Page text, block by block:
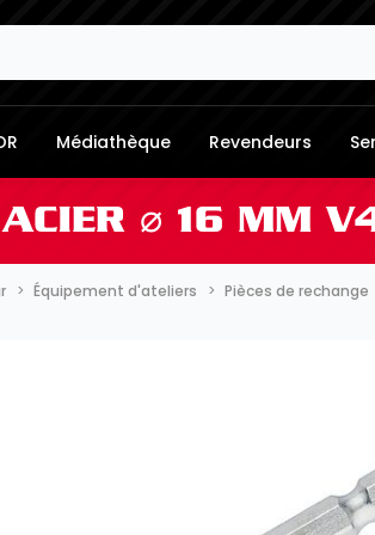
Médiathèque Revendeurs
ACIER ⌀ 16 MM
Équipement d'ateliers Pièces de rechange